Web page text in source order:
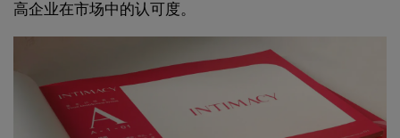
高企业在市场中的认可度。